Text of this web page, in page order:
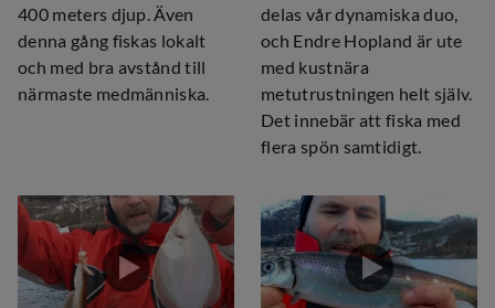
400 meters djup. Även
denna gång fiskas lokalt
och med bra avstånd till
närmaste medmänniska.
delas vår dynamiska duo,
och Endre Hopland är ute
med kustnära
metutrustningen helt själv.
Det innebär att fiska med
flera spön samtidigt.